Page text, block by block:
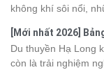
không khí sôi nổi,
phút giây đồng
tràn đầy cảm xúc và
[Mới nhất 2026]
Du thuyền Hạ Long
còn là trải nghiệm